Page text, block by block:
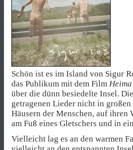
Schön ist es im Island von Sigur
das Publikum mit dem Film Heima
über die dünn besiedelte Insel.
getragenen Lieder nicht in
Häusern der Menschen, auf ihren
am Fuß eines Gletschers und in
Vielleicht lag es an den warmen